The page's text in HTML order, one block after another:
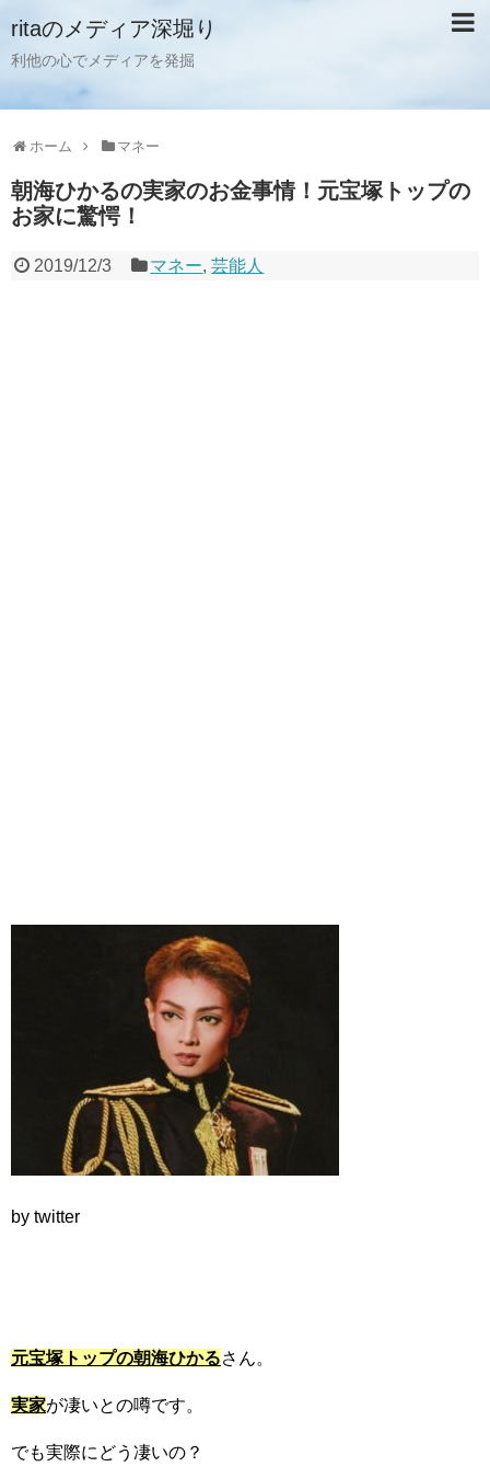
ritaのメディア深堀り
利他の心でメディアを発掘
ホーム マネー
朝海ひかるの実家のお金事情！元宝塚トップの
お家に驚愕！
2019/12/3 マネー,芸能人
by twitter
元宝塚トップの朝海ひかるさん。
実家が凄いとの噂です。
でも実際にどう凄いの？